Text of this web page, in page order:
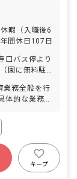
暇（入職後6
過後10日付与） ※年間休日107日
バス停より
業務全般を行
務 壁面制作
、月案、日
・記入など
保育で園児の
育ができま
事項の全体共
備
キープ